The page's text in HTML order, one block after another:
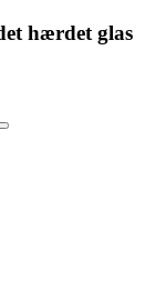
hærdet glas